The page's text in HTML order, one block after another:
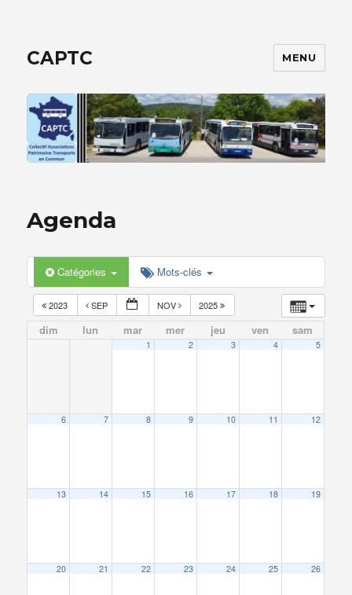
CAPTC MENU
Agenda
Catégories Mots-clés
2023 SEP NOV 2025
dim lun mar mer jeu ven sam
1 2 3 4 5
6 7 8 9 10 11 12
13 14 15 16 17 18 19
20 21 22 23 24 25 26